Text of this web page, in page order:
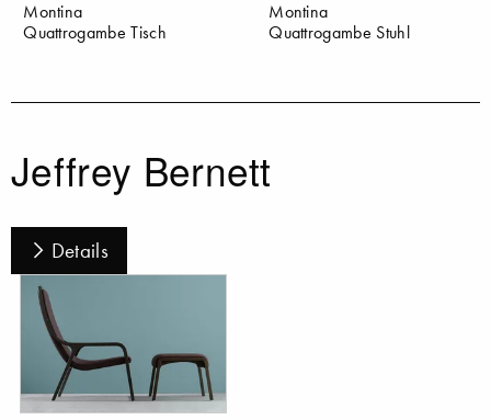
Montina
Quattrogambe Tisch
Montina
Quattrogambe Stuhl
Jeffrey Bernett
Details